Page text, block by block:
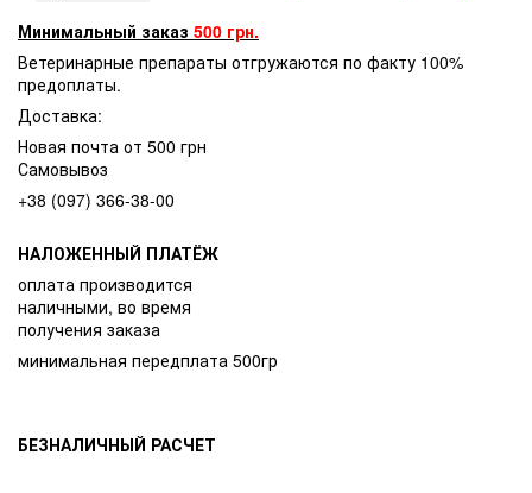
Минимальный заказ 500 грн.
Ветеринарные препараты отгружаются по факту 100%
предоплаты.
Доставка:
Новая почта от 500 грн
Самовывоз
+38 (097) 366-38-00
НАЛОЖЕННЫЙ ПЛАТЁЖ
оплата производится
наличными, во время
получения заказа
минимальная передплата 500гр
БЕЗНАЛИЧНЫЙ РАСЧЕТ